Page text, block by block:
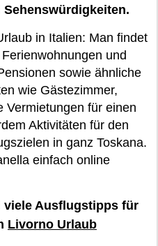
in Italien: Man findet
und
sowie ähnliche
wie Gästezimmer,
Vermietungen für einen
Aktivitäten für den
in ganz Toskana.
einfach online
Ausflugstipps für
Livorno Urlaub